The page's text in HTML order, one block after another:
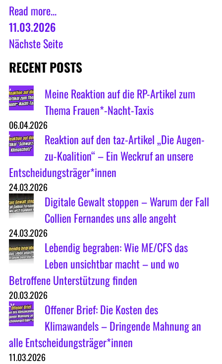
Read more...
11.03.2026
Nächste Seite
RECENT POSTS
Meine Reaktion auf die RP-Artikel zum
Thema Frauen*-Nacht-Taxis
06.04.2026
Reaktion auf den taz-Artikel „Die Augen-
zu-Koalition“ – Ein Weckruf an unsere
Entscheidungsträger*innen
24.03.2026
Digitale Gewalt stoppen – Warum der Fall
Collien Fernandes uns alle angeht
24.03.2026
Lebendig begraben: Wie ME/CFS das
Leben unsichtbar macht – und wo
Betroffene Unterstützung finden
20.03.2026
Offener Brief: Die Kosten des
Klimawandels – Dringende Mahnung an
alle Entscheidungsträger*innen
11.03.2026